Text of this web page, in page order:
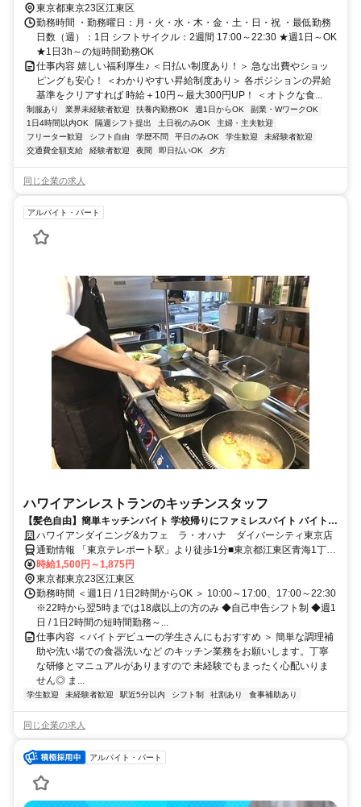
約8分 東京テレポート駅より徒歩5分
東京都東京23区江東区
勤務時間 ・勤務曜日：月・火・水・木・金・土・日・祝 ・最低勤務
日数（週）：1日 シフトサイクル：2週間 17:00～22:30 ★週1日～OK
★1日3h～の短時間勤務OK
仕事内容 嬉しい福利厚生♪ ＜日払い制度あり！＞ 急な出費やショッ
ピングも安心！ ＜わかりやすい昇給制度あり＞ 各ポジションの昇給
基準をクリアすれば 時給＋10円～最大300円UP！ ＜オトクな食...
制服あり 業界未経験者歓迎 扶養内勤務OK 週1日からOK
副業・WワークOK
1日4時間以内OK
隔週シフト提出 土日祝のみOK
主婦・主夫歓迎
フリーター歓迎
シフト自由 学歴不問 平日のみOK 学生歓迎
未経験者歓迎
交通費全額支給
経験者歓迎 夜間 即日払いOK 夕方
同じ企業の求人
アルバイト・パート
ハワイアンレストランのキッチンスタッフ
【髪色自由】簡単キッチンバイト 学校帰りにファミレスバイト バイト経
験がない方も大歓迎 曜日や時間の希望も相談OK!! テスト時期などもも
ちろん考慮します!!
ハワイアンダイニング&カフェ ラ・オハナ ダイバーシティ東京店
通勤情報 「東京テレポート駅」より徒歩1分■東京都江東区青海1丁目
1-10 ダイバーシティ東京プラザ6F
時給1,500円～1,875円
東京都東京23区江東区
勤務時間 ＜週1日 / 1日2時間からOK ＞ 10:00～17:00、17:00～22:30
※22時から翌5時までは18歳以上の方のみ ◆自己申告シフト制 ◆週1
日 / 1日2時間の短時間勤務～...
仕事内容 ＜バイトデビューの学生さんにもおすすめ ＞ 簡単な調理補
助や洗い場での食器洗いなど のキッチン業務をお願いします。丁寧
な研修とマニュアルがありますので 未経験でもまったく心配いりま
せん◎ ま...
学生歓迎 未経験者歓迎 駅近5分以内 シフト制 社割あり 食事補助あり
同じ企業の求人
アルバイト・パート